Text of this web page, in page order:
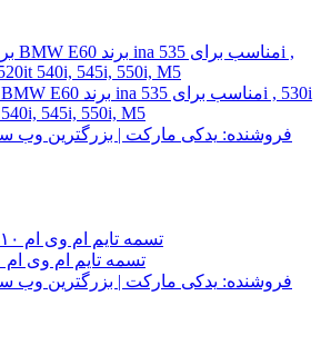
545i, 550i, M5
فروشنده: یدکی مارکت | بزرگترین وب
تسمه تایم ام وی ام ۱۱۰ مناسب سه سیلندر
فروشنده: یدکی مارکت | بزرگترین وب